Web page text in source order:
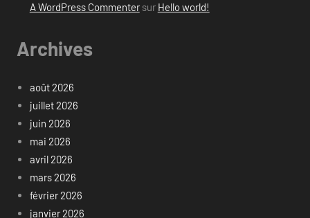
A WordPress Commentersur Hello world!
Archives
août 2026
juillet 2026
juin 2026
mai 2026
avril 2026
mars 2026
février 2026
janvier 2026